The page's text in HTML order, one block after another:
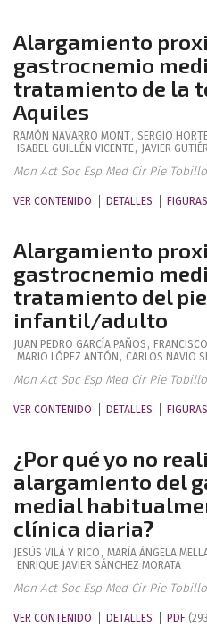
Alargamiento
gastrocnemio
tratamiento de la
Aquiles
RAMÓN NAVARRO MONT, SERGIO
ISABEL GUILLÉN VICENTE, JAVIER
Mon Act Soc Esp Med Cir Pie
VER CONTENIDO DETALLES FIGURAS
Alargamiento
gastrocnemio
tratamiento del
infantil/adulto
JUAN PEDRO GARCÍA PAÑOS ,
MARIO LÓPEZ ANTÓN , CARLOS NAVIO
Mon Act Soc Esp Med Cir Pie
VER CONTENIDO DETALLES FIGURAS
¿Por qué yo no
alargamiento del
medial
clínica diaria?
JESÚS VILÁ Y RICO , MARÍA ÁNGELA
ENRIQUE JAVIER SÁNCHEZ MORATA
Mon Act Soc Esp Med Cir Pie
VER CONTENIDO DETALLES PDF